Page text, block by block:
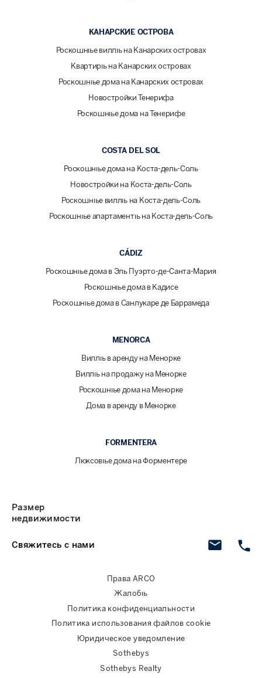
КАНАРСКИЕ ОСТРОВА
Роскошные виллы на Канарских островах
Квартиры на Канарских островах
Роскошные дома на Канарских островах
Новостройки Тенерифа
Роскошные дома на Тенерифе
COSTA DEL SOL
Роскошные дома на Коста-дель-Соль
Новостройки на Коста-дель-Соль
Роскошные виллы на Коста-дель-Соль
Роскошные апартаменты на Коста-дель-Соль
CÁDIZ
Роскошные дома в Эль Пуэрто-де-Санта-Мария
Роскошные дома в Кадисе
Роскошные дома в Санлукаре де Баррамеда
MENORCA
Виллы в аренду на Менорке
Виллы на продажу на Менорке
Роскошные дома на Менорке
Дома в аренду в Менорке
FORMENTERA
Люксовые дома на Форментере
Свяжитесь с нами
Размер
недвижимости
Права ARCO
Жалобы
Политика конфиденциальности
Политика использования файлов cookie
Юридическое уведомление
Sothebys
Sothebys Realty